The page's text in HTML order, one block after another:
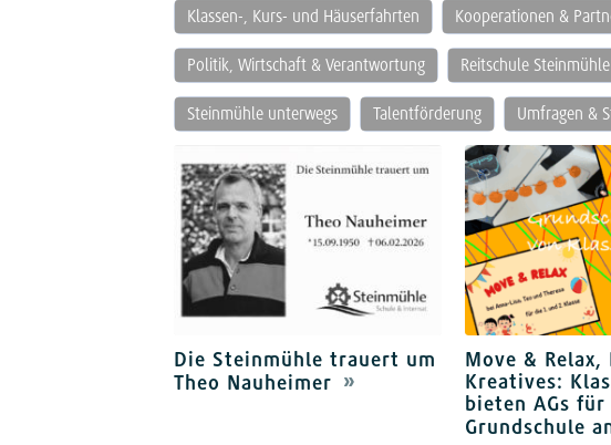
Klassen-, Kurs- und Häuserfahrten Kooperationen &
Politik, Wirtschaft & Verantwortung Reitschule Steinmühle
Steinmühle unterwegs Talentförderung Umfragen &
Die Steinmühle trauert um
Theo Nauheimer
Move & Relax,
Kreatives:
bieten AGs für
Grundschule